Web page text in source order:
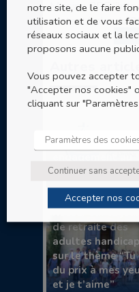
Missing PDF
content/uploads/
Communiqué de
renouveler notre
service de la vie”
Retour sur la
de retraite des
adultes
sur le thème “Tu
du prix à mes
et je t’aime”
notre site, de le faire
utilisation et de vous
réseaux sociaux et la
proposons aucune
Vous pouvez accepter
"Accepter nos cookies"
cliquant sur
Paramètres des
Continuer sans
Accepter nos